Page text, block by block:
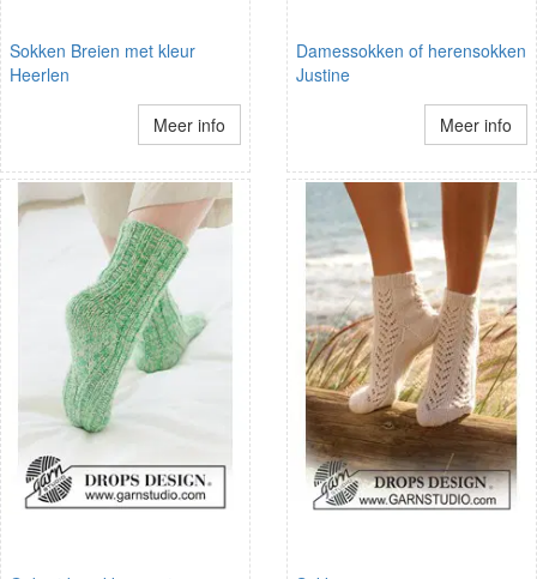
Sokken Breien met kleur
Heerlen
Meer info
Damessokken of herensokken
Justine
Meer info